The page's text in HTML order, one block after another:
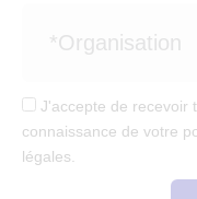
J'accepte de recevoir
connaissance de votre
légales.